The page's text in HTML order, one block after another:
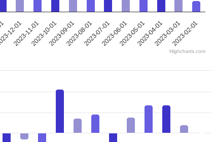
12-01
2023-11-012023-10-012023-09-012023-08-012023-07-012023-06-012023-05-012023-04-012023-03-012023-02-01
Highcharts.com